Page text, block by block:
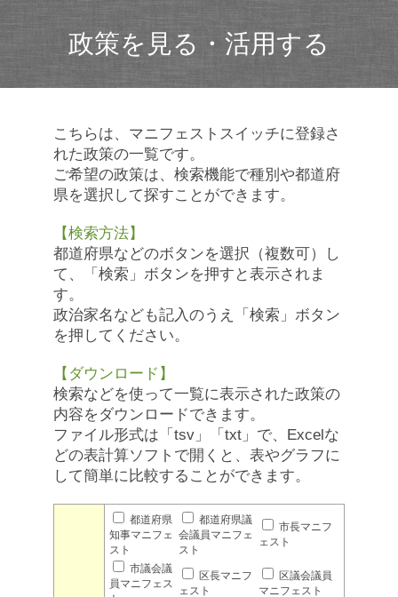
政策を見る・活用する
こちらは、マニフェストスイッチに登録さ
れた政策の一覧です。
ご希望の政策は、検索機能で種別や都道府
県を選択して探すことができます。
【検索方法】
都道府県などのボタンを選択（複数可）し
て、「検索」ボタンを押すと表示されま
す。
政治家名なども記入のうえ「検索」ボタン
を押してください。
【ダウンロード】
検索などを使って一覧に表示された政策の
内容をダウンロードできます。
ファイル形式は「tsv」「txt」で、Excelな
どの表計算ソフトで開くと、表やグラフに
して簡単に比較することができます。
都道府県
知事マニフェ
スト
都道府県議
会議員マニフェ
スト
市長マニフ
ェスト
市議会議
員マニフェス
区長マニフ
ェスト
区議会議員
マニフェスト